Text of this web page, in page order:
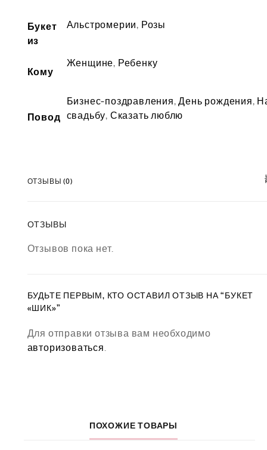
Букет
из
Альстромерии, Розы
Кому
Женщине, Ребенку
Повод
Бизнес-поздравления,День рождения,
свадьбу, Сказать люблю
ОТЗЫВЫ (0)
ОТЗЫВЫ
Отзывов пока нет.
БУДЬТЕ ПЕРВЫМ, КТО ОСТАВИЛ ОТЗЫВ НА “БУКЕТ
«ШИК»”
Для отправки отзыва вам необходимо
авторизоваться.
ПОХОЖИЕ ТОВАРЫ